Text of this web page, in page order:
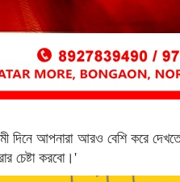
দিনে আপনারা আরও বেশি করে
চেষ্টা করবো।'